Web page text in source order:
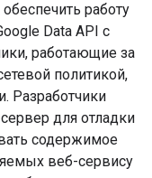
работу
Data API с
работающие за
политикой,
Разработчики
для отладки
содержимое
веб-сервису